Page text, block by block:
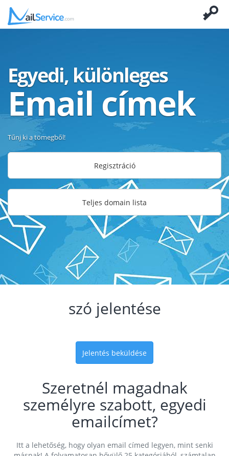
Egyedi, különleges
Email címek
Tűnj ki a tömegből!
Regisztráció
Teljes domain lista
szó jelentése
Jelentés beküldése
Szeretnél magadnak
személyre szabott, egyedi
emailcímet?
Itt a lehetőség, hogy olyan email címed legyen, mint senki